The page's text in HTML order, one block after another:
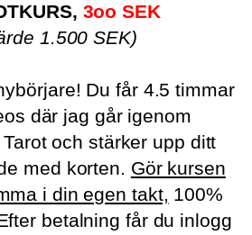
3oo SEK
1.500 SEK)
Du får 4.5 timmar
där jag går igenom
och stärker upp ditt
med korten. Gör kursen
i din egen takt, 100%
betalning får du inlogg